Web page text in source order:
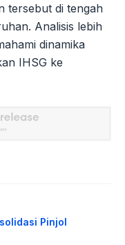
tersebut di tengah
Analisis lebih
dinamika
IHSG ke
Pinjol